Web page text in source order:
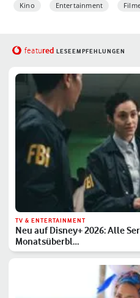
Kino Entertainment
featured LESEEMPFEHLUNGEN
TV & ENTERTAINMENT
Neu auf Disney+ 2026: Alle
Monatsüberbl…